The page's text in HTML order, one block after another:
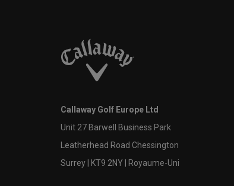
Callaway Golf Europe Ltd
Unit 27 Barwell Business Park
Leatherhead Road Chessington
Surrey | KT9 2NY | Royaume-Uni